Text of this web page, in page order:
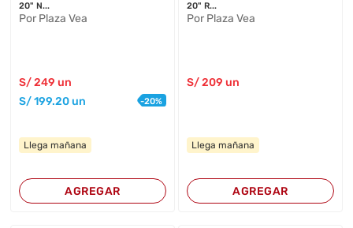
20" N...
Por Plaza Vea
S/249 un
S/199.20 un -20%
Llega mañana
AGREGAR
20" R...
Por Plaza Vea
S/209 un
Llega mañana
AGREGAR